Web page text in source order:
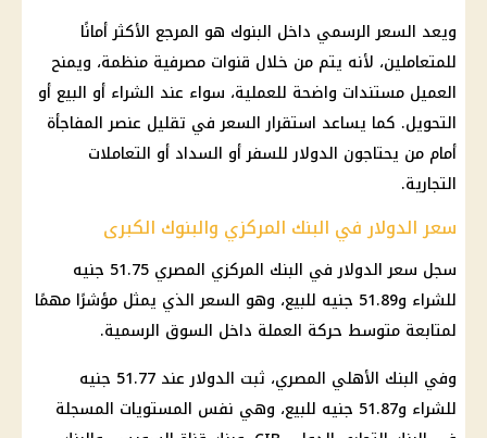
ويعد السعر الرسمي داخل البنوك هو المرجع الأكثر أمانًا
للمتعاملين، لأنه يتم من خلال قنوات مصرفية منظمة، ويمنح
العميل مستندات واضحة للعملية، سواء عند الشراء أو البيع أو
التحويل. كما يساعد استقرار السعر في تقليل عنصر المفاجأة
أمام من يحتاجون الدولار للسفر أو السداد أو التعاملات
التجارية.
سعر الدولار في البنك المركزي والبنوك الكبرى
سجل سعر الدولار في البنك المركزي المصري 51.75 جنيه
للشراء و51.89 جنيه للبيع، وهو السعر الذي يمثل مؤشرًا مهمًا
لمتابعة متوسط حركة العملة داخل السوق الرسمية.
وفي البنك الأهلي المصري، ثبت الدولار عند 51.77 جنيه
للشراء و51.87 جنيه للبيع، وهي نفس المستويات المسجلة